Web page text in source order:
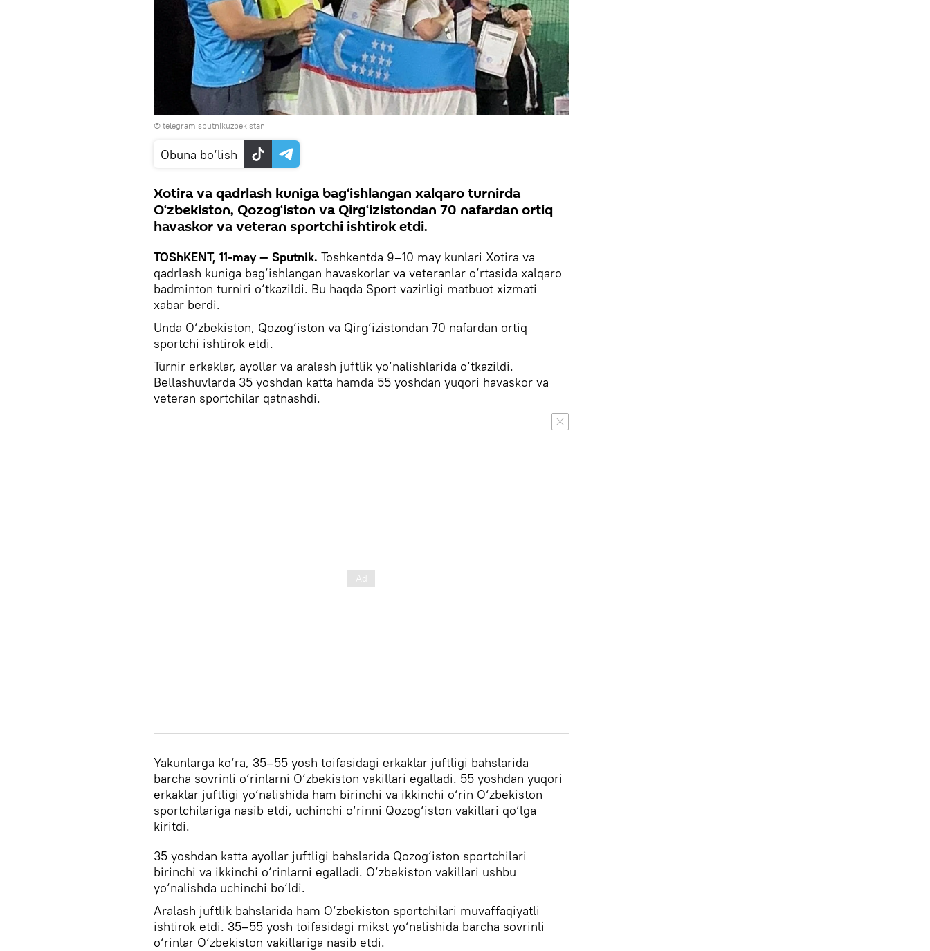
© telegram sputnikuzbekistan
Obuna bo‘lish
Xotira va qadrlash kuniga bag‘ishlangan xalqaro turnirda
O‘zbekiston, Qozog‘iston va Qirg‘izistondan 70 nafardan ortiq
havaskor va veteran sportchi ishtirok etdi.
TOShKENT, 11-may — Sputnik. Toshkentda 9–10 may kunlari Xotira va
qadrlash kuniga bag‘ishlangan havaskorlar va veteranlar o‘rtasida xalqaro
badminton turniri o‘tkazildi. Bu haqda Sport vazirligi matbuot xizmati
xabar berdi.
Unda O‘zbekiston, Qozog‘iston va Qirg‘izistondan 70 nafardan ortiq
sportchi ishtirok etdi.
Turnir erkaklar, ayollar va aralash juftlik yo‘nalishlarida o‘tkazildi.
Bellashuvlarda 35 yoshdan katta hamda 55 yoshdan yuqori havaskor va
veteran sportchilar qatnashdi.
Yakunlarga ko‘ra, 35–55 yosh toifasidagi erkaklar juftligi bahslarida
barcha sovrinli o‘rinlarni O‘zbekiston vakillari egalladi. 55 yoshdan yuqori
erkaklar juftligi yo‘nalishida ham birinchi va ikkinchi o‘rin O‘zbekiston
sportchilariga nasib etdi, uchinchi o‘rinni Qozog‘iston vakillari qo‘lga
kiritdi.
35 yoshdan katta ayollar juftligi bahslarida Qozog‘iston sportchilari
birinchi va ikkinchi o‘rinlarni egalladi. O‘zbekiston vakillari ushbu
yo‘nalishda uchinchi bo‘ldi.
Aralash juftlik bahslarida ham O‘zbekiston sportchilari muvaffaqiyatli
ishtirok etdi. 35–55 yosh toifasidagi mikst yo‘nalishida barcha sovrinli
o‘rinlar O‘zbekiston vakillariga nasib etdi.